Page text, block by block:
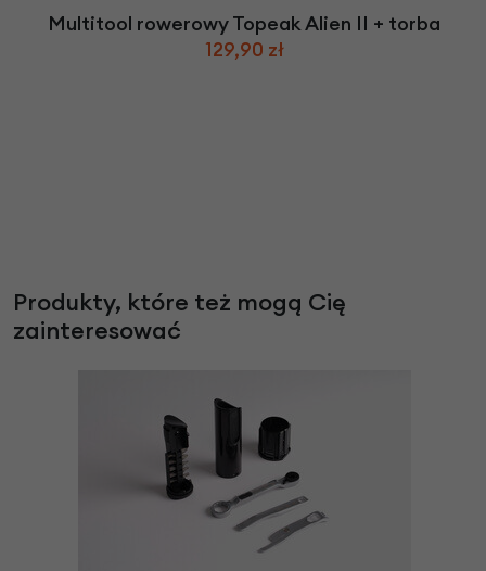
Multitool rowerowy Topeak Alien II + torba
129,90 zł
Produkty, które też mogą Cię
zainteresować